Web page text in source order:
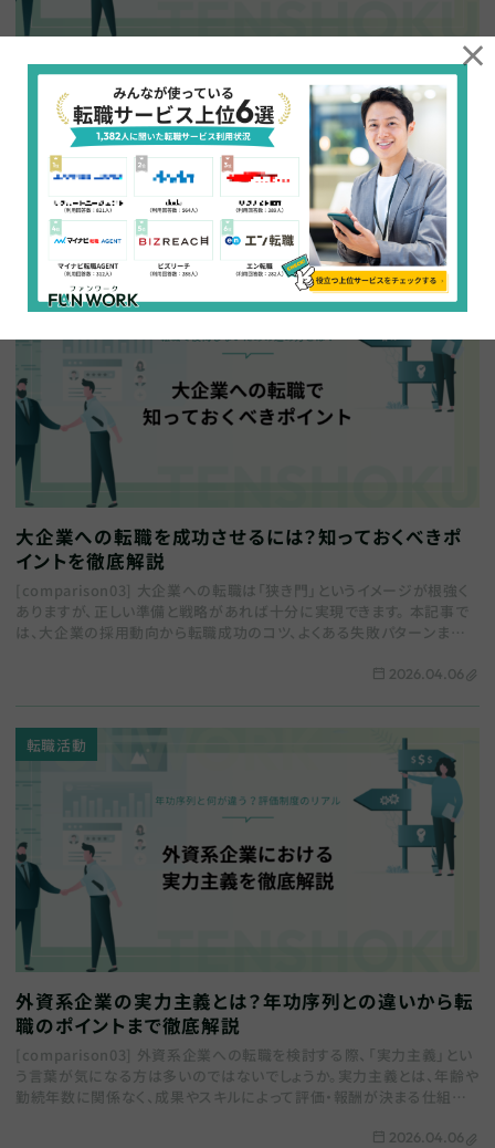
国内MBAを取得すると転職に有利？転職先の選び方と
注意点を徹底解説
[comparison03] 国内MBAを取得すると転職に有利になるのか、気に
なっている方も多いのではないでしょうか。MBA取得には時間・費用とも
に大きな投資が必要なため、転職への影響を事前に把握しておくことが
2026.04.06
転職活動
大企業への転職を成功させるには？知っておくべきポ
イントを徹底解説
[comparison03] 大企業への転職は「狭き門」というイメージが根強く
ありますが、正しい準備と戦略があれば十分に実現できます。 本記事で
は、大企業の採用動向から転職成功のコツ、よくある失敗パターンまでを
2026.04.06
転職活動
外資系企業の実力主義とは？年功序列との違いから転
職のポイントまで徹底解説
[comparison03] 外資系企業への転職を検討する際、「実力主義」とい
う言葉が気になる方は多いのではないでしょうか。実力主義とは、年齢や
勤続年数に関係なく、成果やスキルによって評価・報酬が決まる仕組み
2026.04.06
×